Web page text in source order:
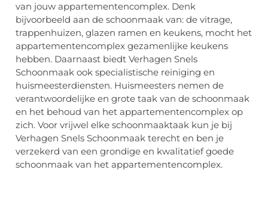
van jouw appartementencomplex. Denk
bijvoorbeeld aan de schoonmaak van: de vitrage,
trappenhuizen, glazen ramen en keukens, mocht het
appartementencomplex gezamenlijke keukens
hebben. Daarnaast biedt Verhagen Snels
Schoonmaak ook specialistische reiniging en
huismeesterdiensten. Huismeesters nemen de
verantwoordelijke en grote taak van de schoonmaak
en het behoud van het appartementencomplex op
zich. Voor vrijwel elke schoonmaaktaak kun je bij
Verhagen Snels Schoonmaak terecht en ben je
verzekerd van een grondige en kwalitatief goede
schoonmaak van het appartementencomplex.